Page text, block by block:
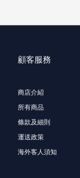
顧客服務
商店介紹
所有商品
條款及細則
運送政策
海外客人須知